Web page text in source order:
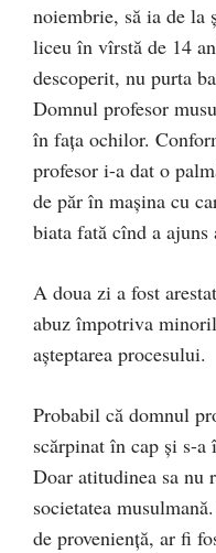
noiembrie, să ia de la
liceu în vîrstă de 14
descoperit, nu purta
Domnul profesor
în fața ochilor.
profesor i-a dat o
de păr în mașina cu
biata fată cînd a ajuns
A doua zi a fost
abuz împotriva
așteptarea procesului.
Probabil că domnul
scărpinat în cap și s-a
Doar atitudinea sa nu
societatea
de proveniență, ar fi